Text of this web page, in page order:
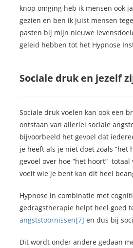
knop omging heb ik mensen ook
gezien en ben ik juist mensen
pasten bij mijn nieuwe
geleid hebben tot het Hypnose
Sociale druk en jezelf
Sociale druk voelen kan ook een
ontstaan van allerlei sociale
bijvoorbeeld het gevoel dat
je heeft als je niet doet zoals “het
gevoel over hoe “het hoort”
voelt wie je bent kan dit heel
Hypnose in combinatie met
gedragstherapie helpt heel goed
angststoornissen[7] en dus bij
Dit wordt onder andere gedaan